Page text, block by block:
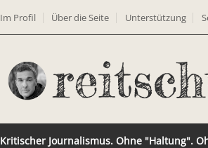
Im Profil Über die Seite Unterstützung
Kritischer Journalismus. Ohne "Haltung".